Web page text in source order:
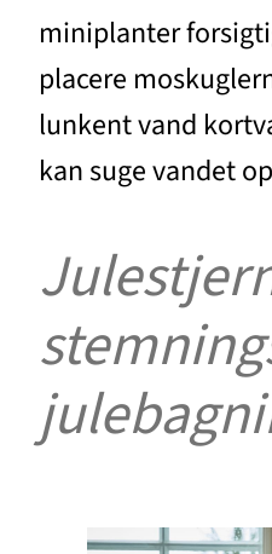
miniplanter
placere
lunkent vand
kan suge vandet